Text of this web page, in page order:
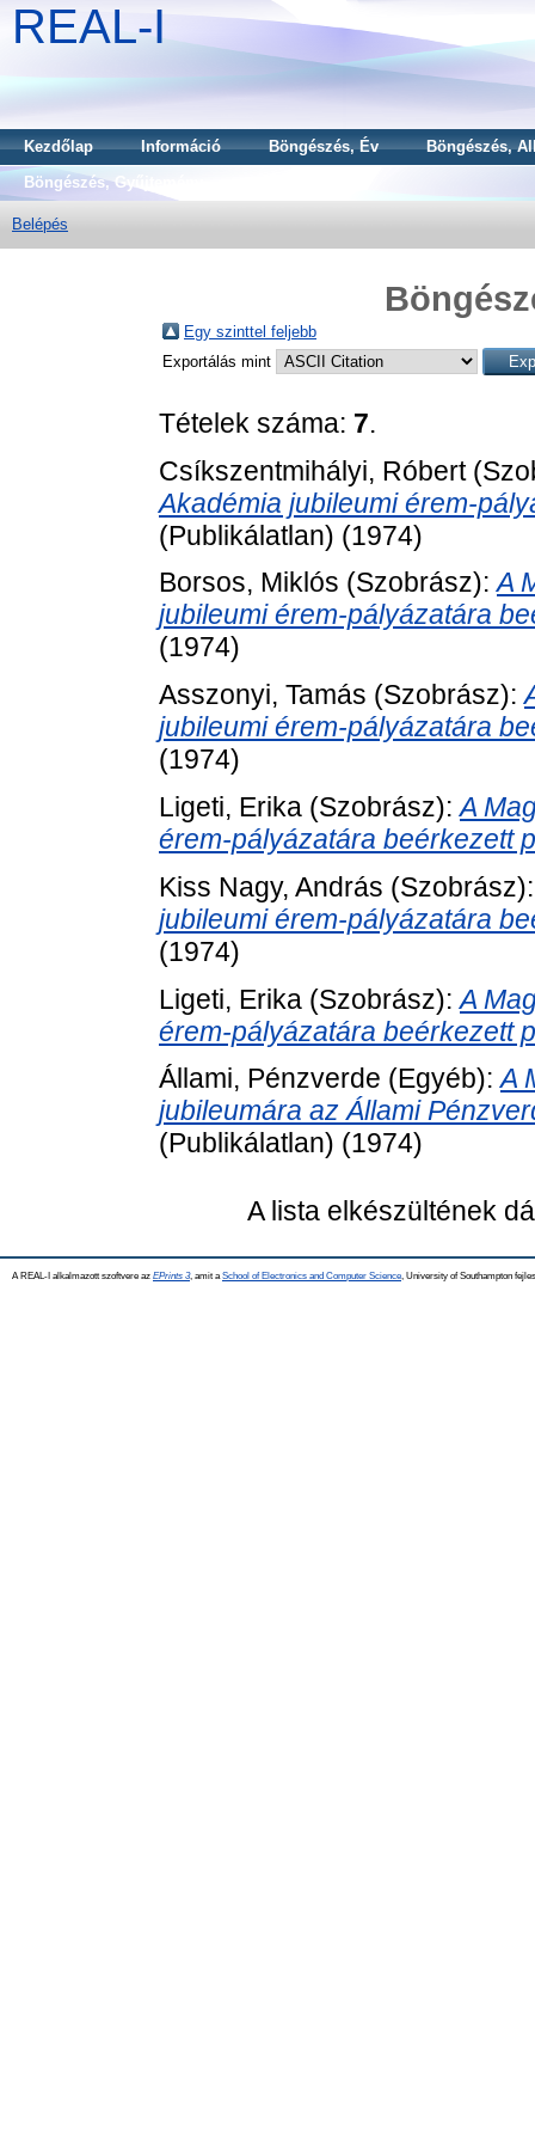
REAL-I
Kezdőlap Információ Böngészés, Év
Böngészés,
Böngészés, Gyűjtemény
Belépés
Egy szinttel feljebb
Exportálás mint
Tételek száma: 7.
Csíkszentmihályi, Róbert
Akadémia jubileumi érem-
(Publikálatlan) (1974)
Borsos, Miklós (Szobrász):A
jubileumi érem-pályázatára
(1974)
Asszonyi, Tamás (Szobrász):
jubileumi érem-pályázatára
(1974)
Ligeti, Erika (Szobrász):A
érem-pályázatára beérkezett
Kiss Nagy, András
jubileumi érem-pályázatára
(1974)
Ligeti, Erika (Szobrász):A
érem-pályázatára beérkezett
Állami, Pénzverde (Egyéb):A
jubileumára az Állami
(Publikálatlan) (1974)
A lista elkészültének
A REAL-I alkalmazott szoftvere az EPrints 3, amit a School of Electronics and Computer Science , University of Southampton